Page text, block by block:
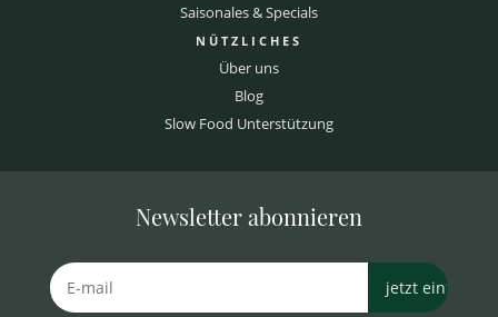
Saisonales & Specials
NÜTZLICHES
Über uns
Blog
Slow Food Unterstützung
Newsletter abonnieren